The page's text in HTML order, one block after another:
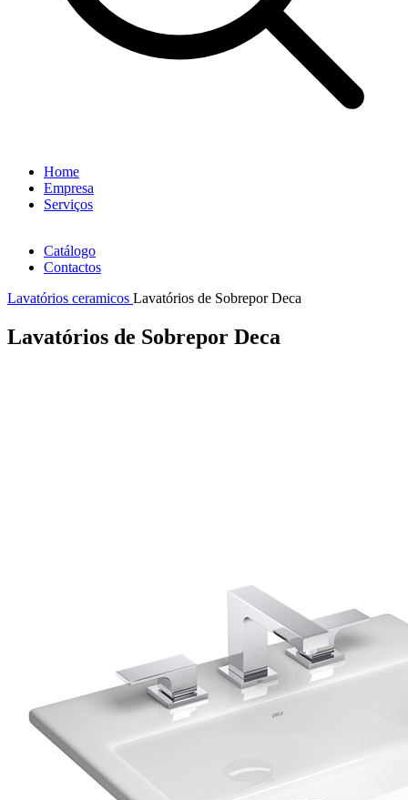
Home
Empresa
Serviços
Catálogo
Contactos
Lavatórios ceramicos Lavatórios de Sobrepor Deca
Lavatórios de Sobrepor Deca